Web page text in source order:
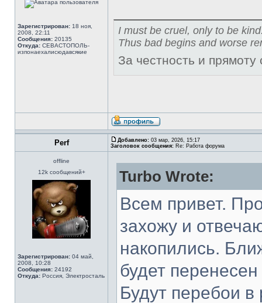
Зарегистрирован: 18 ноя,
2008, 22:11
Сообщения: 20135
Откуда: СЕВАСТОПОЛЬ-
изпонаехалисюдавсякие
I must be cruel, only to be
Thus bad begins and worse
За честность и
Perf Добавлено: 03 мар, 2026, 15:17
Заголовок сообщения: Re: Работа форума
offline
12k сообщений+
Зарегистрирован: 04 май,
2008, 10:28
Сообщения: 24192
Откуда: Россия, Электросталь
Turbo Wrote:
Всем привет.
захожу и
накопились.
будет
Будут перебои в